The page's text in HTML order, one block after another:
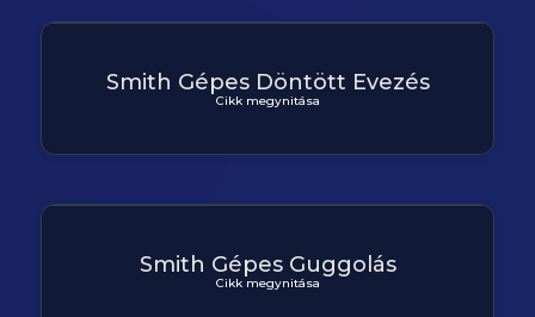
Smith Gépes Döntött Evezés
Cikk megynitása
Smith Gépes Guggolás
Cikk megynitása